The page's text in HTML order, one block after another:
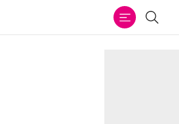
Buscar